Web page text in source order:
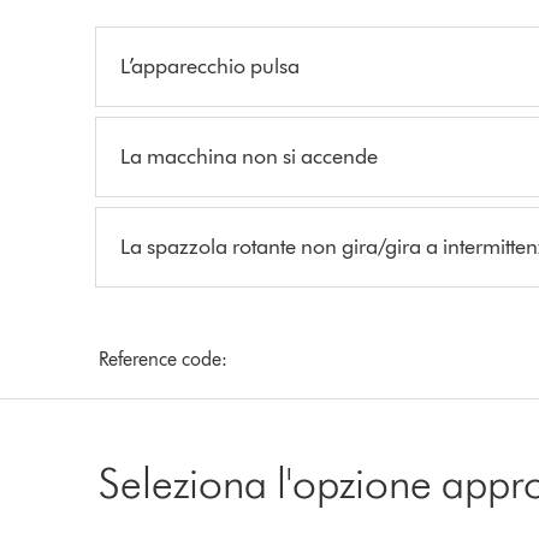
L’apparecchio pulsa
La macchina non si accende
La spazzola rotante non gira/gira a
Reference code:
Seleziona l'opzione